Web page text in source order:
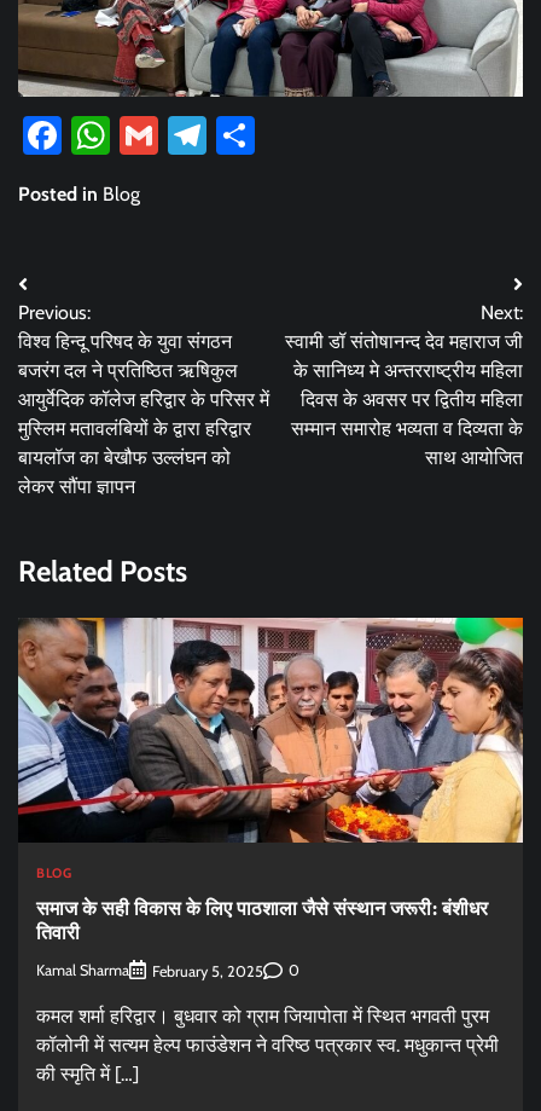
Facebook
WhatsApp
GmailTelegram
Posted in Blog
Post
navigation
Previous:
विश्व हिन्दू परिषद के युवा संगठन
बजरंग दल ने प्रतिष्ठित ऋषिकुल
आयुर्वेदिक कॉलेज हरिद्वार के परिसर में
मुस्लिम मतावलंबियों के द्वारा हरिद्वार
बायलॉज का बेखौफ उल्लंघन को
लेकर सौंपा ज्ञापन
Next:
स्वामी डॉ संतोषानन्द देव महाराज जी
के सानिध्य मे अन्तरराष्ट्रीय महिला
दिवस के अवसर पर द्वितीय महिला
सम्मान समारोह भव्यता व दिव्यता के
साथ आयोजित
Related Posts
BLOG
समाज के सही विकास के लिए पाठशाला जैसे संस्थान जरूरी: बंशीधर
तिवारी
Kamal Sharma February 5, 2025 0
कमल शर्मा हरिद्वार। बुधवार को ग्राम जियापोता में स्थित भगवती पुरम
कॉलोनी में सत्यम हेल्प फाउंडेशन ने वरिष्ठ पत्रकार स्व. मधुकान्त प्रेमी
की स्मृति में […]